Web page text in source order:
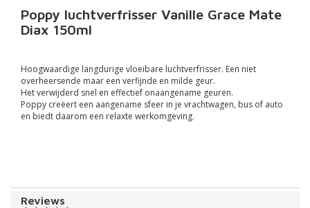
Poppy luchtverfrisser Vanille Grace Mate
Diax 150ml
Hoogwaardige langdurige vloeibare luchtverfrisser. Een niet
overheersende maar een verfijnde en milde geur.
Het verwijderd snel en effectief onaangename geuren.
Poppy creëert een aangename sfeer in je vrachtwagen, bus of auto
en biedt daarom een relaxte werkomgeving.
Reviews